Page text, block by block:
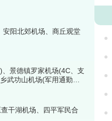
阳北郊机场、商丘观堂
景德镇罗家机场(4C、支
武功山机场(军用通勤、
干湖机场、四平军民合